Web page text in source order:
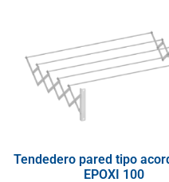
Tendedero pared tipo
EPOXI 100